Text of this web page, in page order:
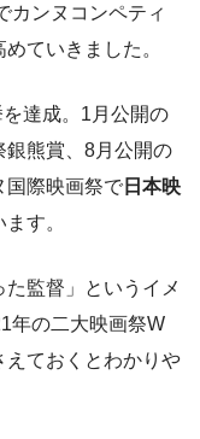
カンヌコンペティ
ていきました。
達成。1月公開の
銀熊賞、8月公開の
国際映画祭で 日本映
す。
監督」というイメ
年の二大映画祭W
えておくとわかりや